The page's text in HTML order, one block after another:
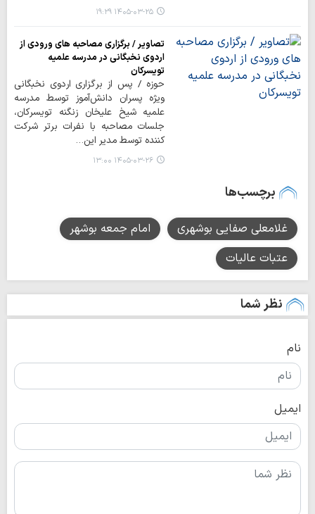
۱۴۰۵-۰۳-۲۵ ۱۹:۲۹
تصاویر / برگزاری مصاحبه های ورودی از
اردوی نخبگانی در مدرسه علمیه
تویسرکان
حوزه / پس از برگزاری اردوی نخبگانی
ویژه پسران دانش‌آموز توسط مدرسه
علمیه شیخ علیخان زنگنه تویسرکان،
جلسات مصاحبه با نفرات برتر شرکت
کننده توسط مدیر این…
۱۴۰۵-۰۳-۲۶ ۱۳:۰۰
برچسب‌ها
غلامعلی صفایی بوشهری
امام جمعه بوشهر
عتبات عالیات
نظر شما
نام
ایمیل